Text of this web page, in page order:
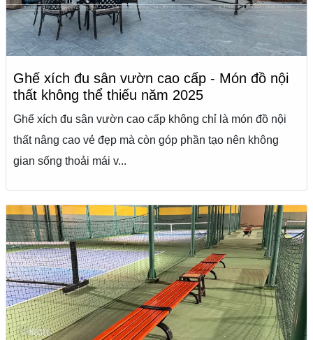
Ghế xích đu sân vườn cao cấp - Món đồ nội
thất không thể thiếu năm 2025
Ghế xích đu sân vườn cao cấp không chỉ là món đồ nội
thất nâng cao vẻ đẹp mà còn góp phần tạo nên không
gian sống thoải mái v...